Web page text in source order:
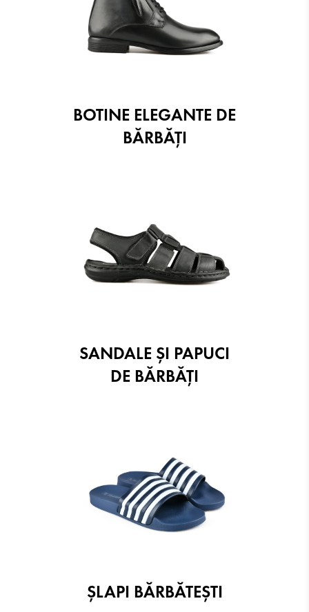
BOTINE ELEGANTE DE
BĂRBĂȚI
SANDALE ŞI PAPUCI
DE BĂRBĂȚI
ŞLAPI BĂRBĂTEŞTI